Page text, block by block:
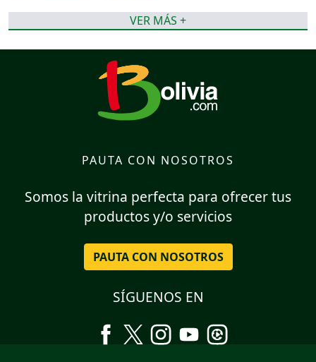
VER MÁS +
PAUTA CON NOSOTROS
Somos la vitrina perfecta para ofrecer tus
productos y/o servicios
PAUTA CON NOSOTROS
SÍGUENOS EN